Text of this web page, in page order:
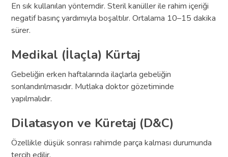
En sık kullanılan yöntemdir. Steril kanüller ile rahim içeriği
negatif basınç yardımıyla boşaltılır. Ortalama 10–15 dakika
sürer.
Medikal (İlaçla) Kürtaj
Gebeliğin erken haftalarında ilaçlarla gebeliğin
sonlandırılmasıdır. Mutlaka doktor gözetiminde
yapılmalıdır.
Dilatasyon ve Küretaj (D&C)
Özellikle düşük sonrası rahimde parça kalması durumunda